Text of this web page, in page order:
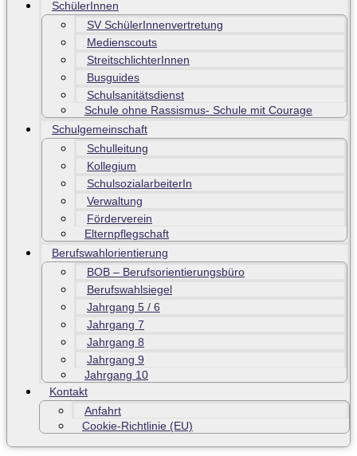
SchülerInnen
SV SchülerInnenvertretung
Medienscouts
StreitschlichterInnen
Busguides
Schulsanitätsdienst
Schule ohne Rassismus- Schule mit Courage
Schulgemeinschaft
Schulleitung
Kollegium
SchulsozialarbeiterIn
Verwaltung
Förderverein
Elternpflegschaft
Berufswahlorientierung
BOB – Berufsorientierungsbüro
Berufswahlsiegel
Jahrgang 5 / 6
Jahrgang 7
Jahrgang 8
Jahrgang 9
Jahrgang 10
Kontakt
Anfahrt
Cookie-Richtlinie (EU)